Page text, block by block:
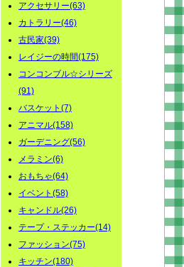
アクセサリー(63)
カトラリー(46)
古民家(39)
レイジーの時間(175)
コンコンブル☆シリーズ
(91)
バスケット(7)
アニマル(158)
ガーデニング(56)
メラミン(6)
おもちゃ(64)
イベント(58)
キャンドル(26)
テープ・ステッカー(14)
ファッション(75)
キッチン(180)